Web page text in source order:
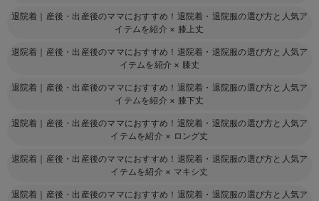
退院着｜産後・出産後のママにおすすめ！退院着・退院服の選び方と人気ア
イテムを紹介 × 膝上丈
退院着｜産後・出産後のママにおすすめ！退院着・退院服の選び方と人気ア
イテムを紹介 × 膝丈
退院着｜産後・出産後のママにおすすめ！退院着・退院服の選び方と人気ア
イテムを紹介 × 膝下丈
退院着｜産後・出産後のママにおすすめ！退院着・退院服の選び方と人気ア
イテムを紹介 × ロング丈
退院着｜産後・出産後のママにおすすめ！退院着・退院服の選び方と人気ア
イテムを紹介 × マキシ丈
退院着｜産後・出産後のママにおすすめ！退院着・退院服の選び方と人気ア